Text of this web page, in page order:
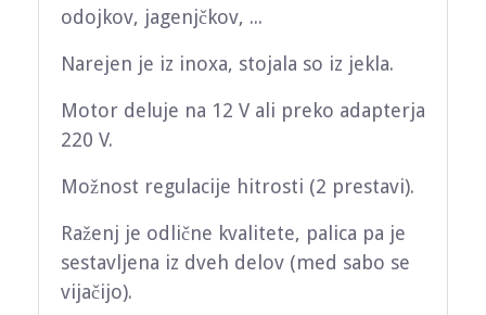
odojkov, jagenjčkov, ...
Narejen je iz inoxa, stojala so iz jekla.
Motor deluje na 12 V ali preko adapterja
220 V.
Možnost regulacije hitrosti (2 prestavi).
Raženj je odlične kvalitete, palica pa je
sestavljena iz dveh delov (med sabo se
vijačijo).